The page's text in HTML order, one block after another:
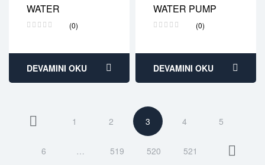
WATER
(0)
Delivery time: 1-2
business days
DEVAMINI OKU
WATER PUMP
(0)
Delivery time: 1-2
business days
DEVAMINI OKU
1 2 3 4 5
6 … 519 520 521